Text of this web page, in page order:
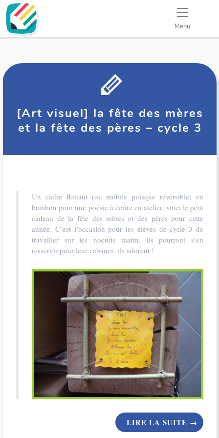
Menu
[Art visuel] la fête des mères
et la fête des pères – cycle 3
Un cadre flottant (ou mobile puisque réversible) en
bambou pour une poésie à écrire en atelier, voici le petit
cadeau de la fête des mères et des pères pour cette
année. C’est l’occasion pour les élèves de cycle 3 de
travailler sur les noeuds marin, ils pourront s’en
resservir pour leur cabanes, ils adorent !
LIRE LA SUITE →